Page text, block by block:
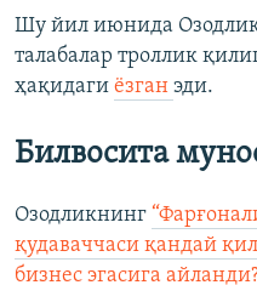
Шу йил июнида
талабалар троллик
ҳақидаги ёзган эди.
Билвосита
Озодликнинг
қудаваччаси қандай
бизнес эгасига